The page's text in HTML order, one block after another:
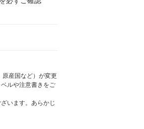
産国など）が変更
ルや注意書きをご
います。あらかじ